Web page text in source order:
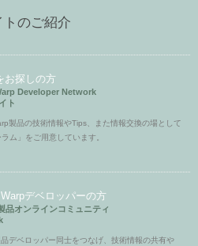
トのご紹介
お探しの方
Developer Network
ト
製品の技術情報やTips、また情報交換の場として
ラム」をご用意しています。
デベロッパーの方
品オンラインコミュニティ
デベロッパー同士をつなげ、技術情報の共有や